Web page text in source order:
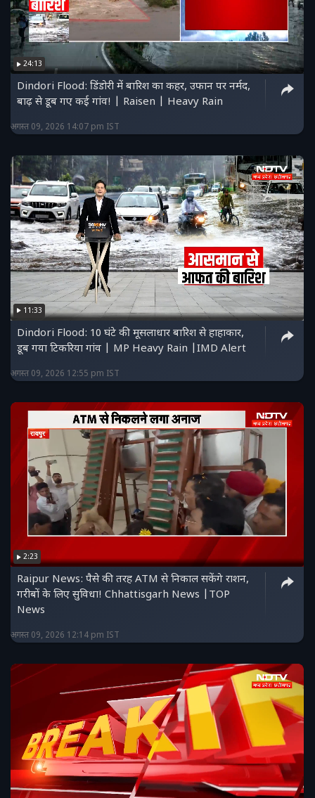
24:13
Dindori Flood: डिंडोरी में बारिश का कहर, उफान पर नर्मद,
बाढ़ से डूब गए कई गांव! | Raisen | Heavy Rain
अगस्त 09, 2026 14:07 pm IST
11:33
Dindori Flood: 10 घंटे की मूसलाधार बारिश से हाहाकार,
डूब गया टिकरिया गांव | MP Heavy Rain |IMD Alert
अगस्त 09, 2026 12:55 pm IST
2:23
Raipur News: पैसे की तरह ATM से निकाल सकेंगे राशन,
गरीबों के लिए सुविधा! Chhattisgarh News |TOP
News
अगस्त 09, 2026 12:14 pm IST